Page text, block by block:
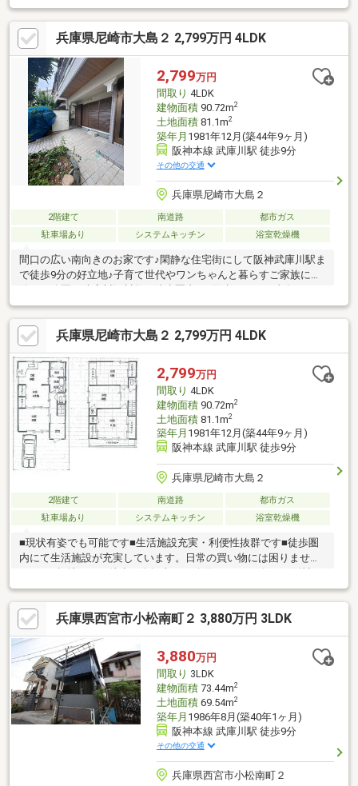
気にならないのが特徴です。《道路・方位等》・前面道路は通り
ぬけができないため、車の交通量が少ないのが特徴です。《室内
の特徴》・室内は2世帯住宅用に建築されているため、広々とお使
いいただけます。・玄関が2か所あり、独立してご利用可能です。
兵庫県尼崎市大島２ 2,799万円 4LDK
2,799万円
間取り 4LDK
建物面積90.72m2
土地面積81.1m2
築年月 1981年12月(築44年9ヶ月)
阪神本線 武庫川駅 徒歩9分
その他の交通
兵庫県尼崎市大島２
2階建て 南道路
都市ガス
駐車場あり
システムキッチン 浴室乾燥機
間口の広い南向きのお家です♪閑静な住宅街にして阪神武庫川駅ま
で徒歩9分の好立地♪子育て世代やワンちゃんと暮らすご家族には
嬉しい公園や武庫川河川敷も徒歩圏内♪お散歩コースに事欠かない
暮らしやすい環境です♪間口の広い土地は将来、建て替えの際も選
んでよかったと思える資産価値があります！武庫川駅には、スー
パーや商店が増えていますので便利で楽しい暮らしが送れそうで
す♪住宅ローンにも柔軟に対応できますのでお気軽にお問い合わせ
ください。
兵庫県尼崎市大島２ 2,799万円 4LDK
2,799万円
間取り 4LDK
建物面積90.72m2
土地面積81.1m2
築年月 1981年12月(築44年9ヶ月)
阪神本線 武庫川駅 徒歩9分
兵庫県尼崎市大島２
2階建て 南道路
都市ガス
駐車場あり
システムキッチン 浴室乾燥機
■現状有姿でも可能です■生活施設充実・利便性抜群です■徒歩圏
内にて生活施設が充実しています。日常の買い物には困りませ
ス「大庄北生涯学習プラザ前」停：徒歩約5分■内覧可能です。お
気軽にお問い合わせください♪【ネット・ホームページに掲載され
ていない物件多数有、お気軽にお問い合わせください】♪ホームペ
ージ他物件掲載中♪お家の売却相談、無料査定しております住宅ロ
ーンでお困りな方は当社へご相談をとりあえずローン相談だけで
もしたい方大歓迎です！
兵庫県西宮市小松南町２ 3,880万円 3LDK
3,880万円
間取り 3LDK
建物面積73.44m2
土地面積69.54m2
築年月 1986年8月(築40年1ヶ月)
阪神本線 武庫川駅 徒歩9分
その他の交通
兵庫県西宮市小松南町２